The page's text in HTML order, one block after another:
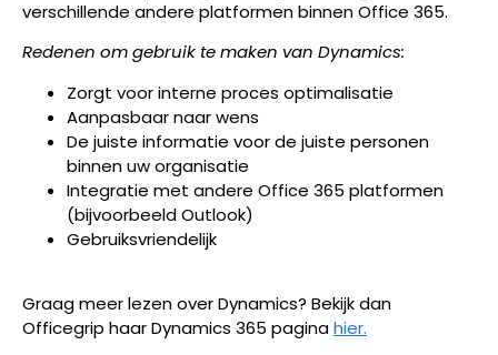
verschillende andere platformen binnen Office 365.
Redenen om gebruik te maken van Dynamics:
Zorgt voor interne proces optimalisatie
Aanpasbaar naar wens
De juiste informatie voor de juiste personen
binnen uw organisatie
Integratie met andere Office 365 platformen
(bijvoorbeeld Outlook)
Gebruiksvriendelijk
Graag meer lezen over Dynamics? Bekijk dan
Officegrip haar Dynamics 365 paginahier.